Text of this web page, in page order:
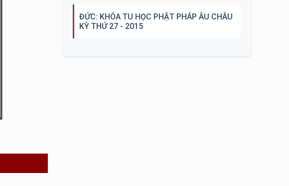
ĐỨC: KHÓA TU HỌC PHẬT PHÁP ÂU CHÂU
KỲ THỨ 27 - 2015